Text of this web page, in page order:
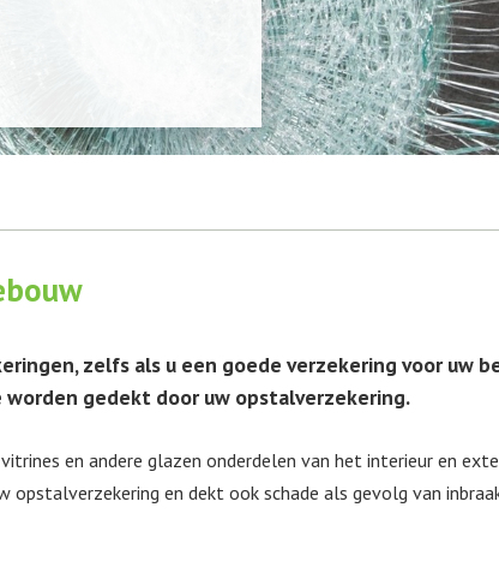
zelfs als u een goede verzekering voor uw
gedekt door uw opstalverzekering.
en andere glazen onderdelen van het interieur en
en dekt ook schade als gevolg van